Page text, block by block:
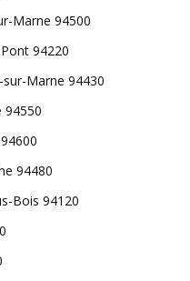
Marne 94500
94220
Marne 94430
94550
94480
Bois 94120